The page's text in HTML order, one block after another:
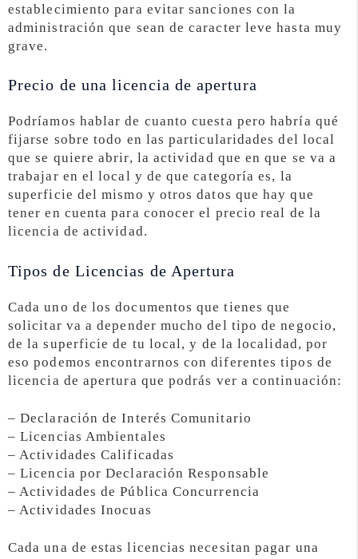
establecimiento para evitar sanciones con la
administración que sean de caracter leve hasta muy
grave.
Precio de una licencia de apertura
Podríamos hablar de cuanto cuesta pero habría qué
fijarse sobre todo en las particularidades del local
que se quiere abrir, la actividad que en que se va a
trabajar en el local y de que categoría es, la
superficie del mismo y otros datos que hay que
tener en cuenta para conocer el precio real de la
licencia de actividad.
Tipos de Licencias de Apertura
Cada uno de los documentos que tienes que
solicitar va a depender mucho del tipo de negocio,
de la superficie de tu local, y de la localidad, por
eso podemos encontrarnos con diferentes tipos de
licencia de apertura que podrás ver a continuación:
– Declaración de Interés Comunitario
– Licencias Ambientales
– Actividades Calificadas
– Licencia por Declaración Responsable
– Actividades de Pública Concurrencia
– Actividades Inocuas
Cada una de estas licencias necesitan pagar una